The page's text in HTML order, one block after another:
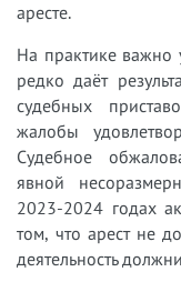
аресте.
На практике важно
редко даёт
судебных
жалобы
Судебное
явной
2023-2024 годах
том, что арест не
деятельность